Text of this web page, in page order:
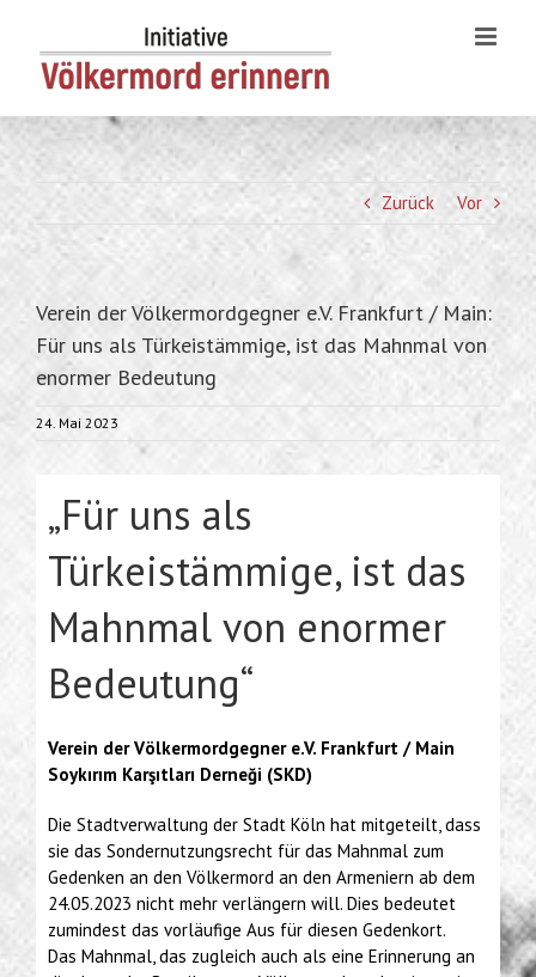
content
Zurück Vor
Verein der Völkermordgegner e.V. Frankfurt / Main:
Für uns als Türkeistämmige, ist das Mahnmal von
enormer Bedeutung
24. Mai 2023
„Für uns als
Türkeistämmige, ist das
Mahnmal von enormer
Bedeutung“
Verein der Völkermordgegner e.V. Frankfurt / Main
Soykırım Karşıtları Derneği (SKD)
Die Stadtverwaltung der Stadt Köln hat mitgeteilt, dass
sie das Sondernutzungsrecht für das Mahnmal zum
Gedenken an den Völkermord an den Armeniern ab dem
24.05.2023 nicht mehr verlängern will. Dies bedeutet
zumindest das vorläufige Aus für diesen Gedenkort.
Das Mahnmal, das zugleich auch als eine Erinnerung an